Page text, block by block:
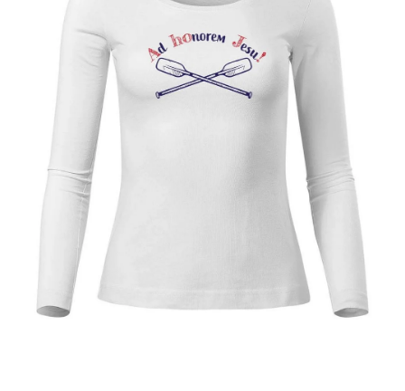
OKAMŽITĚ K ODBĚRU
MÁM SRDCE POMÁHÁM
PROVIZNÍ SYSTÉM